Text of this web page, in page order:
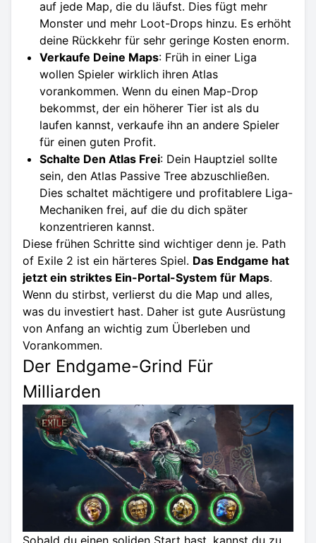
auf jede Map, die du läufst. Dies fügt mehr
Monster und mehr Loot-Drops hinzu. Es erhöht
deine Rückkehr für sehr geringe Kosten enorm.
Verkaufe Deine Maps: Früh in einer Liga
wollen Spieler wirklich ihren Atlas
vorankommen. Wenn du einen Map-Drop
bekommst, der ein höherer Tier ist als du
laufen kannst, verkaufe ihn an andere Spieler
für einen guten Profit.
Schalte Den Atlas Frei: Dein Hauptziel sollte
sein, den Atlas Passive Tree abzuschließen.
Dies schaltet mächtigere und profitablere Liga-
Mechaniken frei, auf die du dich später
konzentrieren kannst.
Diese frühen Schritte sind wichtiger denn je. Path
of Exile 2 ist ein härteres Spiel. Das Endgame hat
jetzt ein striktes Ein-Portal-System für Maps.
Wenn du stirbst, verlierst du die Map und alles,
was du investiert hast. Daher ist gute Ausrüstung
von Anfang an wichtig zum Überleben und
Vorankommen.
Der Endgame-Grind Für
Milliarden